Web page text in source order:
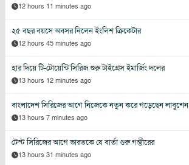
12 hours 11 minutes ago
২৫ বছর বয়সে অবসর নিলেন ইংলিশ ক্রিকেটার
12 hours 45 minutes ago
হার দিয়ে টি-টোয়েন্টি সিরিজ শুরু টাইগ্রেস ইমার্জিং দলের
13 hours 12 minutes ago
বাংলাদেশ সিরিজের আগে নিজেকে নতুন করে গড়েছেন লাবুশেন
13 hours 7 minutes ago
টেস্ট সিরিজের আগে ভারতকে যে বার্তা গুরু গম্ভীরের
13 hours 31 minutes ago